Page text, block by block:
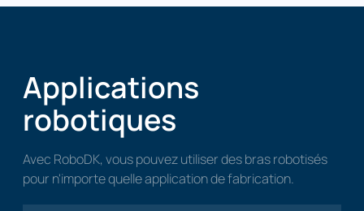
Applications
robotiques
Avec RoboDK, vous pouvez utiliser des bras robotisés
pour n'importe quelle application de fabrication.